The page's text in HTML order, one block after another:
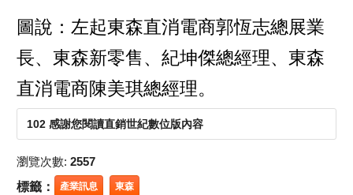
圖說：左起東森直消電商郭恆志總展業
長、東森新零售、紀坤傑總經理、東森
直消電商陳美琪總經理。
102 感謝您閱讀直銷世紀數位版內容
瀏覽次數: 2557
標籤： 產業訊息 東森